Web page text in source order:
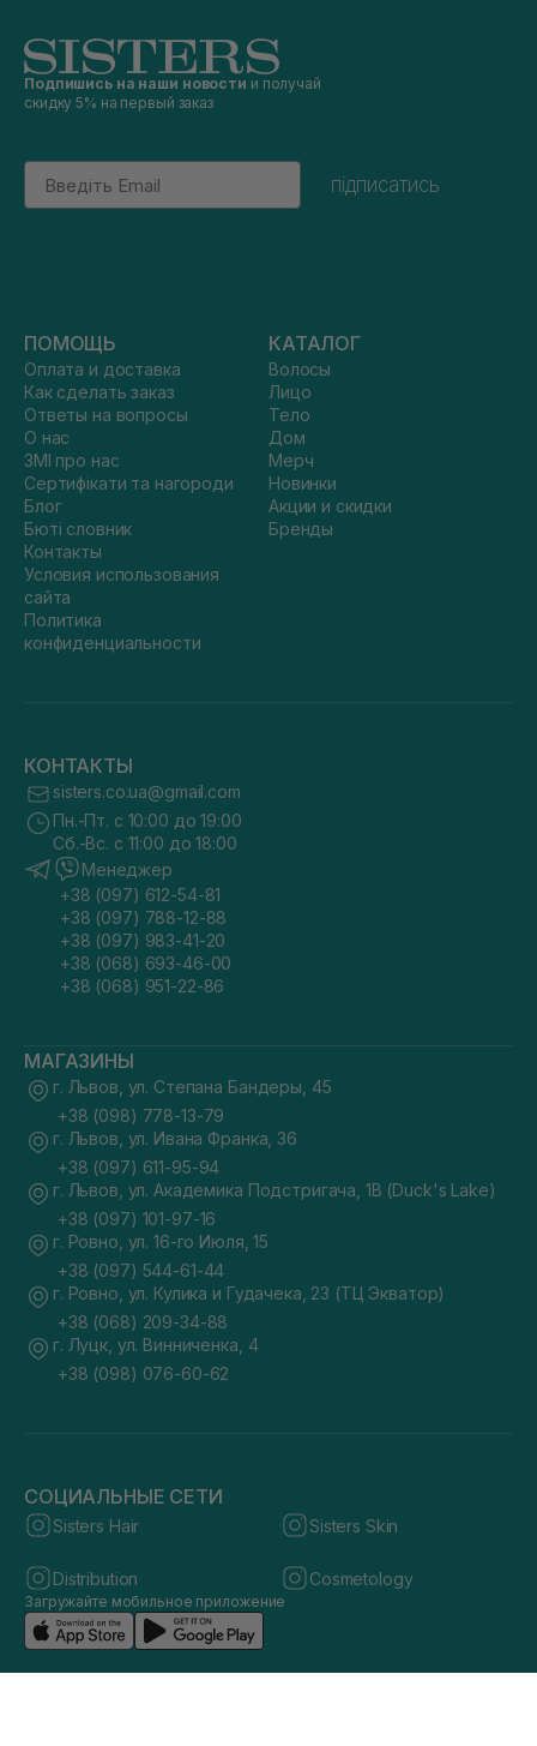
Подпишись на наши новости и получай
скидку 5% на первый заказ
Email
підписатись
ПОМОЩЬ
Оплата и доставка
Как сделать заказ
Ответы на вопросы
О нас
ЗМІ про нас
Сертифікати та нагороди
Блог
Бюті словник
Контакты
Условия использования
сайта
Политика
конфиденциальности
КАТАЛОГ
Волосы
Лицо
Тело
Дом
Мерч
Новинки
Акции и скидки
Бренды
КОНТАКТЫ
sisters.co.ua@gmail.com
Пн.-Пт. с 10:00 до 19:00
Сб.-Вс. с 11:00 до 18:00
Менеджер
+38 (097) 612-54-81
+38 (097) 788-12-88
+38 (097) 983-41-20
+38 (068) 693-46-00
+38 (068) 951-22-86
МАГАЗИНЫ
г. Львов, ул. Степана Бандеры, 45
+38 (098) 778-13-79
г. Львов, ул. Ивана Франка, 36
+38 (097) 611-95-94
г. Львов, ул. Академика Подстригача, 1В (Duck's Lake)
+38 (097) 101-97-16
г. Ровно, ул. 16-го Июля, 15
+38 (097) 544-61-44
г. Ровно, ул. Кулика и Гудачека, 23 (ТЦ Экватор)
+38 (068) 209-34-88
г. Луцк, ул. Винниченка, 4
+38 (098) 076-60-62
СОЦИАЛЬНЫЕ СЕТИ
Sisters Hair Sisters Skin
Distribution Cosmetology
Загружайте мобильное приложение